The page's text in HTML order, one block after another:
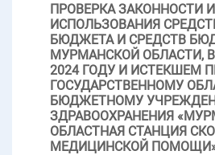
ПРОВЕРКА ЗАКОННОСТИ
ИСПОЛЬЗОВАНИЯ
БЮДЖЕТА И СРЕДСТВ
МУРМАНСКОЙ ОБЛАСТИ,
2024 ГОДУ И ИСТЕКШЕМ
ГОСУДАРСТВЕННОМУ
БЮДЖЕТНОМУ
ЗДРАВООХРАНЕНИЯ
ОБЛАСТНАЯ СТАНЦИЯ
МЕДИЦИНСКОЙ